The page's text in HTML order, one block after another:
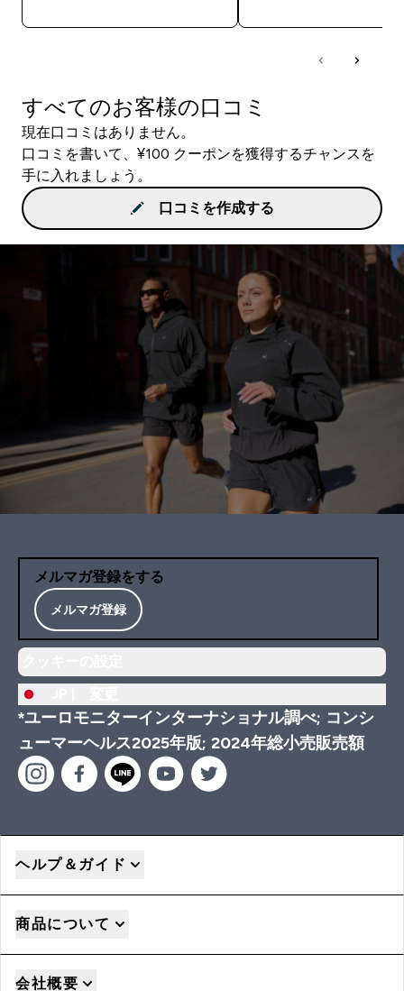
すべてのお客様の口コミ
現在口コミはありません。
口コミを書いて、¥100 クーポンを獲得するチャンスを
手に入れましょう。
口コミを作成する
メルマガ登録をする
メルマガ登録
*ユーロモニターインターナショナル調べ; コンシ
ューマーヘルス2025年版; 2024年総小売販売額
ヘルプ＆ガイド
商品について
会社概要